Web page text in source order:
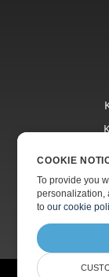
COOKIE
To provide you
personalization,
toour cookie